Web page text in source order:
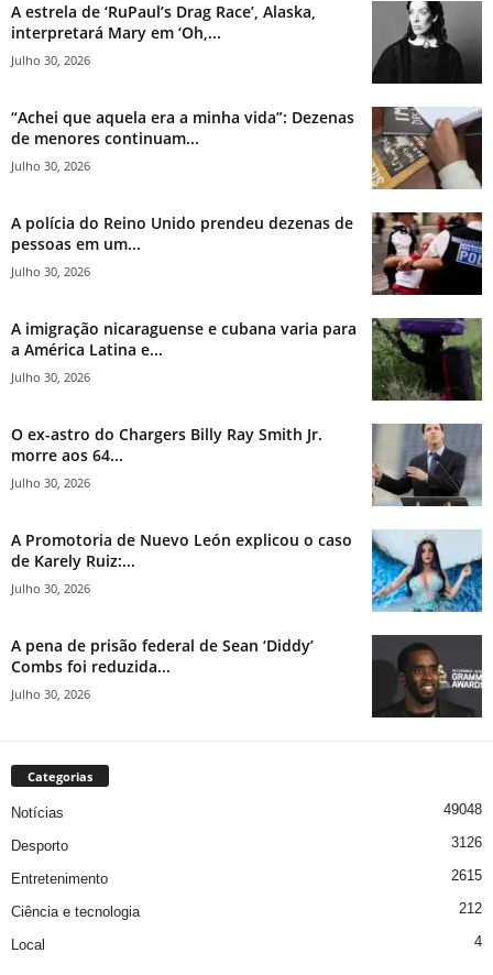
A estrela de ‘RuPaul’s Drag Race’, Alaska,
interpretará Mary em ‘Oh,...
Julho 30, 2026
“Achei que aquela era a minha vida”: Dezenas
de menores continuam...
Julho 30, 2026
A polícia do Reino Unido prendeu dezenas de
pessoas em um...
Julho 30, 2026
A imigração nicaraguense e cubana varia para
a América Latina e...
Julho 30, 2026
O ex-astro do Chargers Billy Ray Smith Jr.
morre aos 64...
Julho 30, 2026
A Promotoria de Nuevo León explicou o caso
de Karely Ruiz:...
Julho 30, 2026
A pena de prisão federal de Sean ‘Diddy’
Combs foi reduzida...
Julho 30, 2026
Categorias
Notícias 49048
Desporto 3126
Entretenimento 2615
Ciência e tecnologia 212
Local 4